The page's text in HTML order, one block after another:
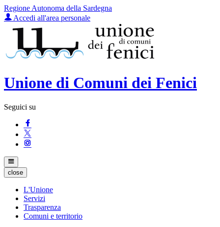
Regione Autonoma della Sardegna
Accedi all'area personale
Unione di Comuni dei Fenici
Seguici su
close
L'Unione
Servizi
Trasparenza
Comuni e territorio